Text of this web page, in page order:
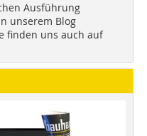
Ausführung
unserem Blog
finden uns auch auf